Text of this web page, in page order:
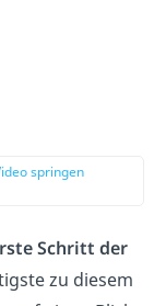
springen
Schritt der
zu diesem